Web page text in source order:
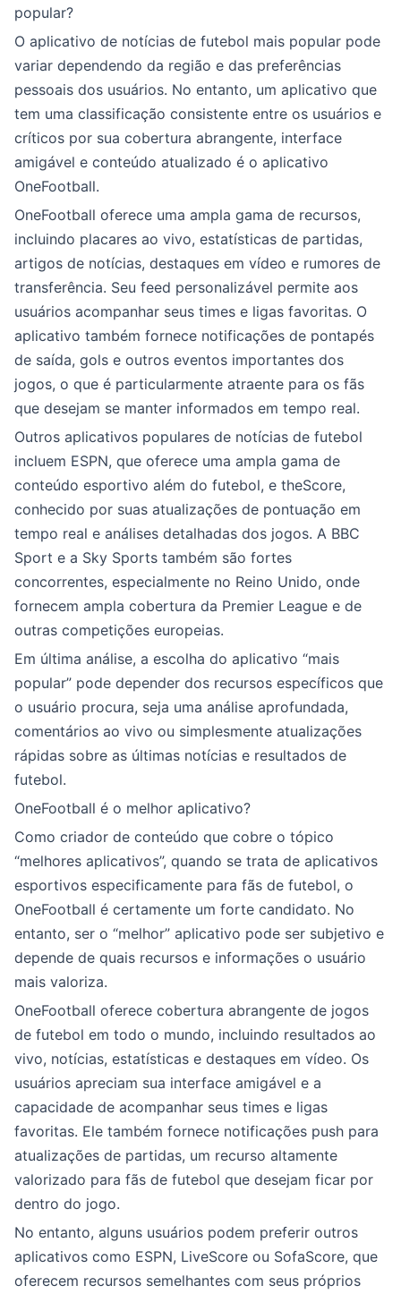
popular?
O aplicativo de notícias de futebol mais popular pode
variar dependendo da região e das preferências
pessoais dos usuários. No entanto, um aplicativo que
tem uma classificação consistente entre os usuários e
críticos por sua cobertura abrangente, interface
amigável e conteúdo atualizado é o aplicativo
OneFootball.
OneFootball oferece uma ampla gama de recursos,
incluindo placares ao vivo, estatísticas de partidas,
artigos de notícias, destaques em vídeo e rumores de
transferência. Seu feed personalizável permite aos
usuários acompanhar seus times e ligas favoritas. O
aplicativo também fornece notificações de pontapés
de saída, gols e outros eventos importantes dos
jogos, o que é particularmente atraente para os fãs
que desejam se manter informados em tempo real.
Outros aplicativos populares de notícias de futebol
incluem ESPN, que oferece uma ampla gama de
conteúdo esportivo além do futebol, e theScore,
conhecido por suas atualizações de pontuação em
tempo real e análises detalhadas dos jogos. A BBC
Sport e a Sky Sports também são fortes
concorrentes, especialmente no Reino Unido, onde
fornecem ampla cobertura da Premier League e de
outras competições europeias.
Em última análise, a escolha do aplicativo “mais
popular” pode depender dos recursos específicos que
o usuário procura, seja uma análise aprofundada,
comentários ao vivo ou simplesmente atualizações
rápidas sobre as últimas notícias e resultados de
futebol.
OneFootball é o melhor aplicativo?
Como criador de conteúdo que cobre o tópico
“melhores aplicativos”, quando se trata de aplicativos
esportivos especificamente para fãs de futebol, o
OneFootball é certamente um forte candidato. No
entanto, ser o “melhor” aplicativo pode ser subjetivo e
depende de quais recursos e informações o usuário
mais valoriza.
OneFootball oferece cobertura abrangente de jogos
de futebol em todo o mundo, incluindo resultados ao
vivo, notícias, estatísticas e destaques em vídeo. Os
usuários apreciam sua interface amigável e a
capacidade de acompanhar seus times e ligas
favoritas. Ele também fornece notificações push para
atualizações de partidas, um recurso altamente
valorizado para fãs de futebol que desejam ficar por
dentro do jogo.
No entanto, alguns usuários podem preferir outros
aplicativos como ESPN, LiveScore ou SofaScore, que
oferecem recursos semelhantes com seus próprios